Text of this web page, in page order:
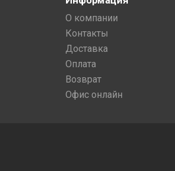
О компании
Контакты
Доставка
Оплата
Возврат
Офис онлайн